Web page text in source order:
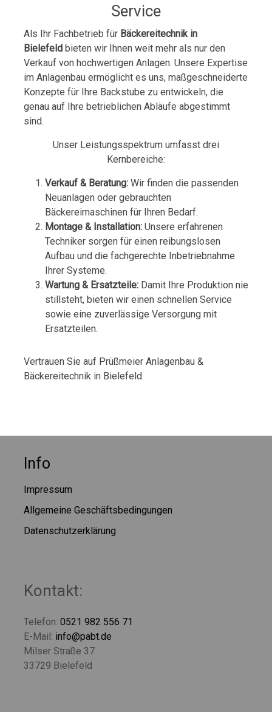
Service
Als Ihr Fachbetrieb für Bäckereitechnik in
Bielefeldbieten wir Ihnen weit mehr als nur den
Verkauf von hochwertigen Anlagen. Unsere Expertise
im Anlagenbau ermöglicht es uns, maßgeschneiderte
Konzepte für Ihre Backstube zu entwickeln, die
genau auf Ihre betrieblichen Abläufe abgestimmt
sind.
Unser Leistungsspektrum umfasst drei
Kernbereiche:
Verkauf & Beratung:Wir finden die passenden
Neuanlagen oder gebrauchten
Bäckereimaschinen für Ihren Bedarf.
Montage & Installation:Unsere erfahrenen
Techniker sorgen für einen reibungslosen
Aufbau und die fachgerechte Inbetriebnahme
Ihrer Systeme.
Wartung & Ersatzteile:Damit Ihre Produktion nie
stillsteht, bieten wir einen schnellen Service
sowie eine zuverlässige Versorgung mit
Ersatzteilen.
Vertrauen Sie auf Prüßmeier Anlagenbau &
Bäckereitechnik in Bielefeld.
Info
Impressum
Allgemeine Geschäftsbedingungen
Datenschutzerklärung
Kontakt:
Telefon: 0521 982 556 71
E-Mail: info@pabt.de
Milser Straße 37
33729 Bielefeld